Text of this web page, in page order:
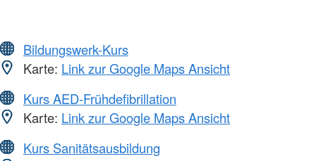
Bildungswerk-Kurs
Karte: Link zur Google Maps Ansicht
Kurs AED-Frühdefibrillation
Karte: Link zur Google Maps Ansicht
Kurs Sanitätsausbildung